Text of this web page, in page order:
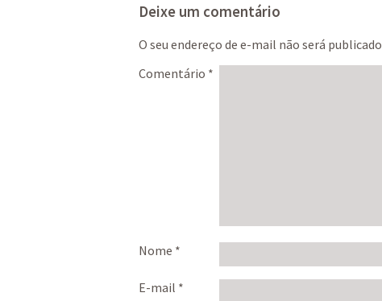
Deixe um comentário
O seu endereço de e-mail não será
Comentário *
Nome *
E-mail *